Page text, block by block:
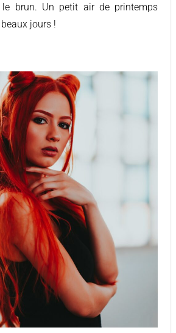
brun. Un petit air de printemps
jours !